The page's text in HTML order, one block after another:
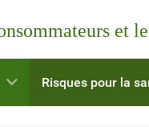
et
Risques pour la